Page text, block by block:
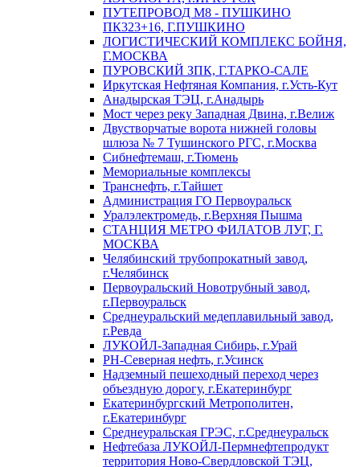
ПУТЕПРОВОД М8 - ПУШКИНО
ПК323+16, Г.ПУШКИНО
ЛОГИСТИЧЕСКИЙ КОМПЛЕКС БОЙНЯ,
Г.МОСКВА
ПУРОВСКИЙ ЗПК, Г.ТАРКО-САЛЕ
Иркутская Нефтяная Компания, г.Усть-Кут
Анадырская ТЭЦ, г.Анадырь
Мост через реку Западная Двина, г.Велиж
Двустворчатые ворота нижней головы
шлюза № 7 Тушинского РГС, г.Москва
Сибнефтемаш, г.Тюмень
Мемориальные комплексы
Транснефть, г.Тайшет
Администрация ГО Первоуральск
Уралэлектромедь, г.Верхняя Пышма
СТАНЦИЯ МЕТРО ФИЛАТОВ ЛУГ, Г.
МОСКВА
Челябинский трубопрокатный завод,
г.Челябинск
Первоуральский Новотрубный завод,
г.Первоуральск
Среднеуральский медеплавильный завод,
г.Ревда
ЛУКОЙЛ-Западная Сибирь, г.Урай
РН-Северная нефть, г.Усинск
Надземный пешеходный переход через
объездную дорогу, г.Екатеринбург
Екатеринбургский Метрополитен,
г.Екатеринбург
Среднеуральская ГРЭС, г.Среднеуральск
Нефтебаза ЛУКОЙЛ-Пермнефтепродукт
территория Ново-Свердловской ТЭЦ,